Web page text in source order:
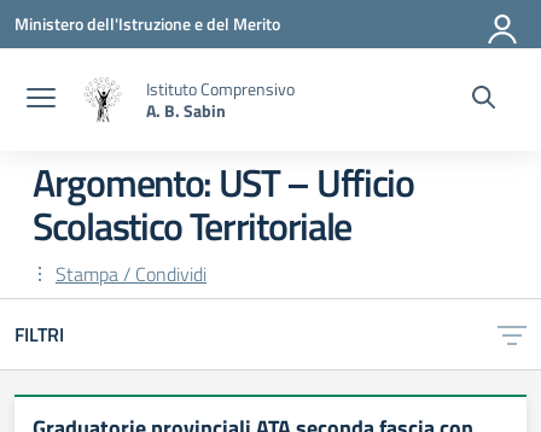
Vai ai contenuti
Vai al menu di navigazione
Vai al footer
Ministero dell'Istruzione e del Merito
Istituto Comprensivo
A. B. Sabin
Argomento: UST – Ufficio
Scolastico Territoriale
Stampa / Condividi
FILTRI